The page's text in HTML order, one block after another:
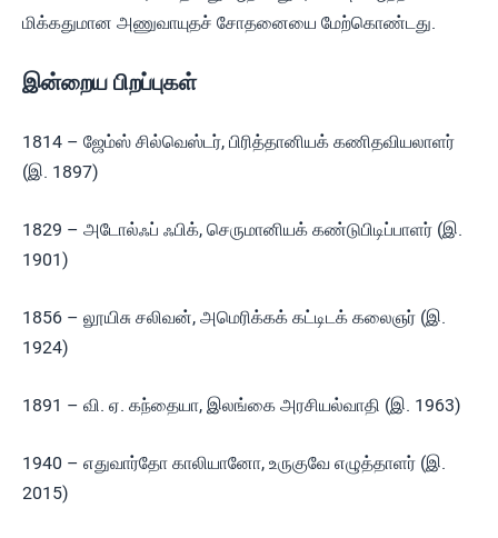
மிக்கதுமான அணுவாயுதச் சோதனையை மேற்கொண்டது.
இன்றைய பிறப்புகள்
1814 – ஜேம்ஸ் சில்வெஸ்டர், பிரித்தானியக் கணிதவியலாளர்
(இ. 1897)
1829 – அடோல்ஃப் ஃபிக், செருமானியக் கண்டுபிடிப்பாளர் (இ.
1901)
1856 – லூயிசு சலிவன், அமெரிக்கக் கட்டிடக் கலைஞர் (இ.
1924)
1891 – வி. ஏ. கந்தையா, இலங்கை அரசியல்வாதி (இ. 1963)
1940 – எதுவார்தோ காலியானோ, உருகுவே எழுத்தாளர் (இ.
2015)